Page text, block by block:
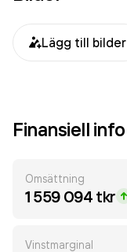
Lägg till bilder
Finansiell info
Omsättning
1 559 094 tkr
Vinstmarginal